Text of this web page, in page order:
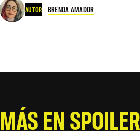
AUTOR BRENDA AMADOR
MÁS EN SPOILER